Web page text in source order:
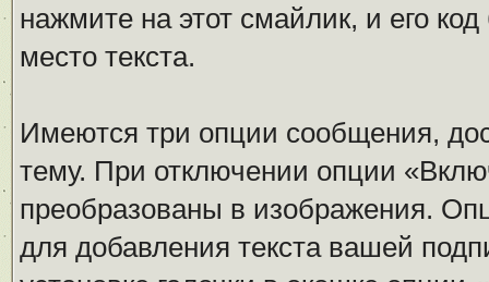
нажмите на этот смайлик, и его
место текста.
Имеются три опции сообщения,
тему. При отключении опции
преобразованы в изображения.
для добавления текста вашей